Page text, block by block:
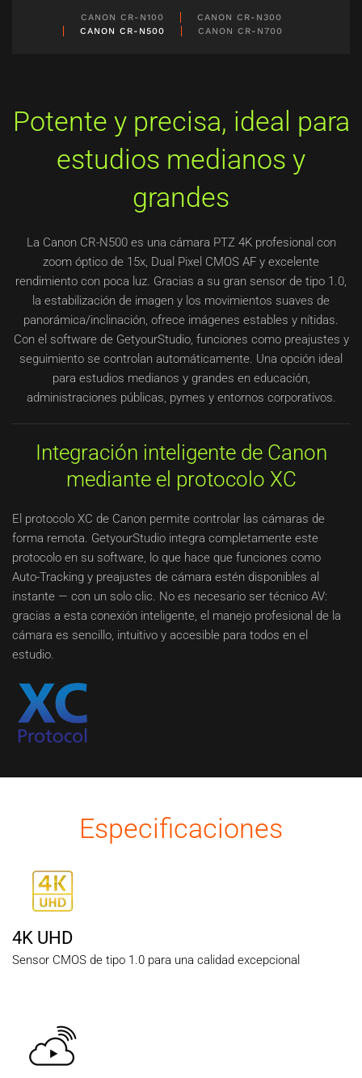
CANON CR-N100
CANON CR-N300
CANON CR-N500
CANON CR-N700
Potente y precisa, ideal para
estudios medianos y
grandes
La Canon CR-N500 es una cámara PTZ 4K profesional con
zoom óptico de 15x, Dual Pixel CMOS AF y excelente
rendimiento con poca luz. Gracias a su gran sensor de tipo 1.0,
la estabilización de imagen y los movimientos suaves de
panorámica/inclinación, ofrece imágenes estables y nítidas.
Con el software de GetyourStudio, funciones como preajustes y
seguimiento se controlan automáticamente. Una opción ideal
para estudios medianos y grandes en educación,
administraciones públicas, pymes y entornos corporativos.
Integración inteligente de Canon
mediante el protocolo XC
El protocolo XC de Canon permite controlar las cámaras de
forma remota. GetyourStudio integra completamente este
protocolo en su software, lo que hace que funciones como
Auto-Tracking y preajustes de cámara estén disponibles al
instante — con un solo clic. No es necesario ser técnico AV:
gracias a esta conexión inteligente, el manejo profesional de la
cámara es sencillo, intuitivo y accesible para todos en el
estudio.
Especificaciones
4K UHD
Sensor CMOS de tipo 1.0 para una calidad excepcional